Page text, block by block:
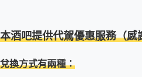
本酒吧提供代駕優惠服務（感
兌換方式有兩種：